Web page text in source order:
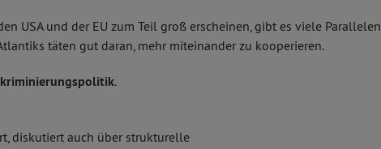
USA und der EU zum Teil groß erscheinen, gibt es viele Parallelen
täten gut daran, mehr miteinander zu kooperieren.
.
diskutiert auch über strukturelle